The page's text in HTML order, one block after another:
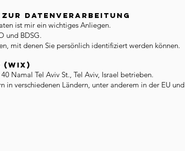
zur Datenverarbeitung
ist mir ein wichtiges Anliegen.
und BDSG.
mit denen Sie persönlich identifiziert werden können.
Namal Tel Aviv St., Tel Aviv, Israel betrieben.
in verschiedenen Ländern, unter anderem in der EU und